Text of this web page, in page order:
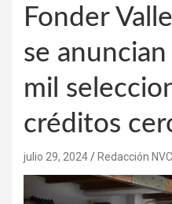
Fonder
se
mil
créditos
julio 29, 2024 Redacción NVC